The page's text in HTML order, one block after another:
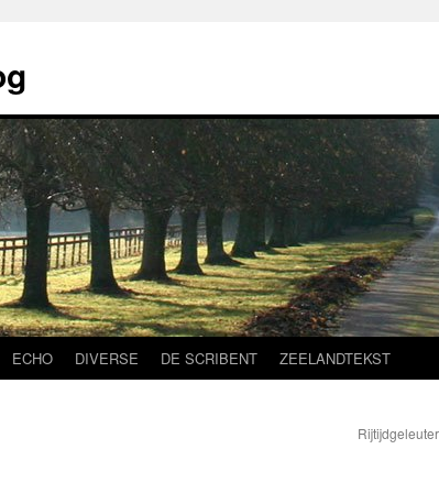
ECHO DIVERSE DE SCRIBENT ZEELANDTEKST
Rijtijdgeleuter